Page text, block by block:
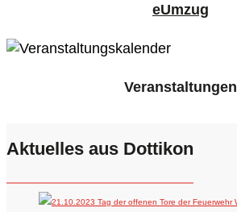
eUmzug
Veranstaltungen
Aktuelles aus Dottikon